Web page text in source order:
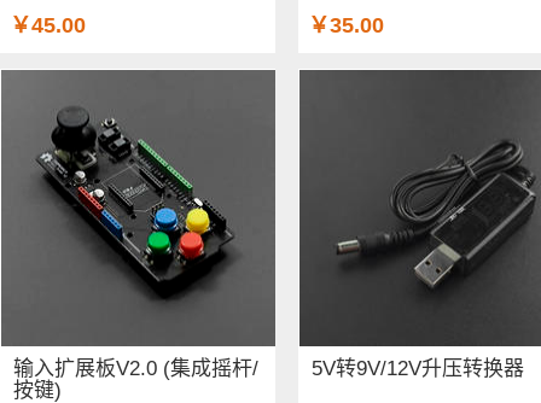
￥45.00 ￥35.00
输入扩展板V2.0 (集成摇杆/
按键)
5V转9V/12V升压转换器